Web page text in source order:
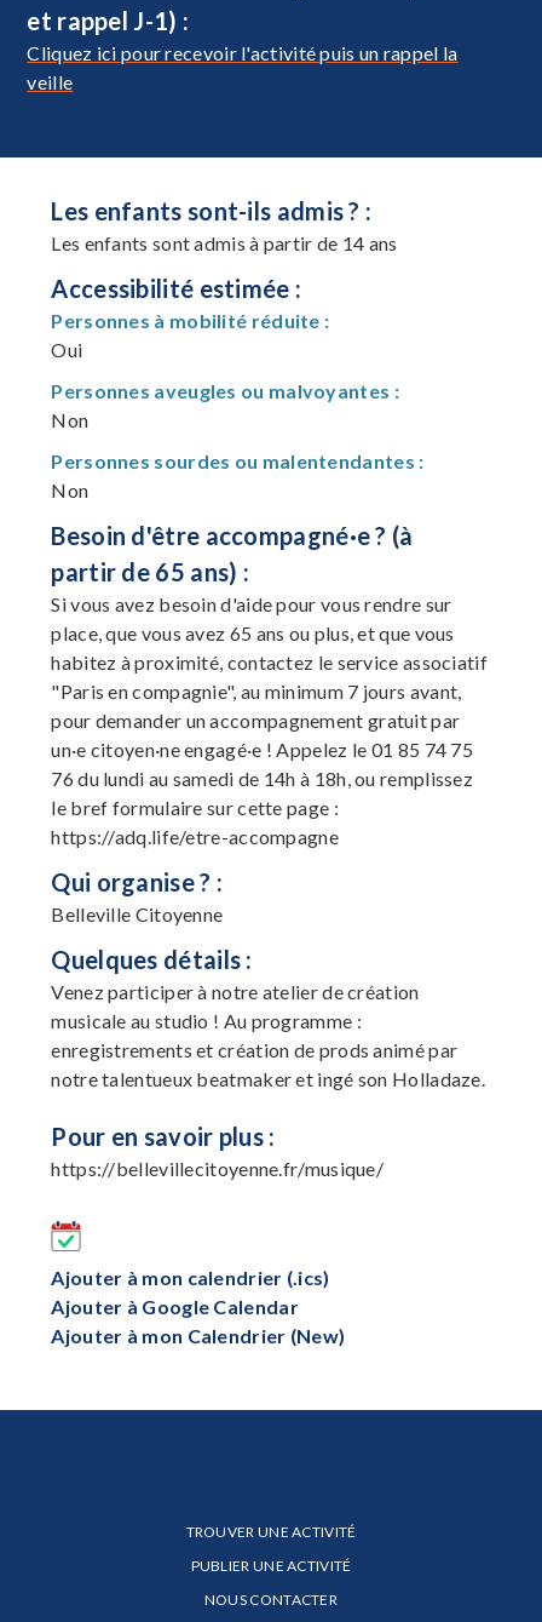
et rappel J-1) :
Cliquez ici pour recevoir l'activité puis un rappel la
veille
Les enfants sont-ils admis ? :
Les enfants sont admis à partir de 14 ans
Accessibilité estimée :
Personnes à mobilité réduite :
Oui
Personnes aveugles ou malvoyantes :
Non
Personnes sourdes ou malentendantes :
Non
Besoin d'être accompagné·e ? (à
partir de 65 ans) :
Si vous avez besoin d'aide pour vous rendre sur
place, que vous avez 65 ans ou plus, et que vous
habitez à proximité, contactez le service associatif
"Paris en compagnie", au minimum 7 jours avant,
pour demander un accompagnement gratuit par
un·e citoyen·ne engagé·e ! Appelez le 01 85 74 75
76 du lundi au samedi de 14h à 18h, ou remplissez
le bref formulaire sur cette page :
https://adq.life/etre-accompagne
Qui organise ? :
Belleville Citoyenne
Quelques détails :
Venez participer à notre atelier de création
musicale au studio ! Au programme :
enregistrements et création de prods animé par
notre talentueux beatmaker et ingé son Holladaze.
Pour en savoir plus :
https://bellevillecitoyenne.fr/musique/
Ajouter à mon calendrier (.ics)
Ajouter à Google Calendar
Ajouter à mon Calendrier (New)
TROUVER UNE ACTIVITÉ
PUBLIER UNE ACTIVITÉ
NOUS CONTACTER